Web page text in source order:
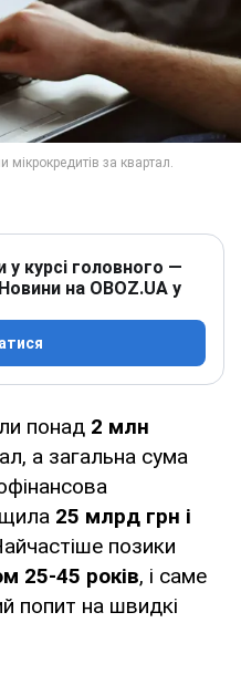
курсі головного —
на OBOZ.UA у
понад 2 млн
а загальна сума
25 млрд грн і
позики
25-45 років, і саме
попит на швидкі